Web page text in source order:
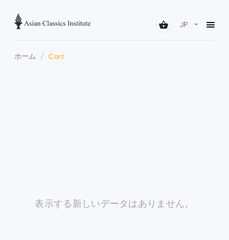
JP
ホーム Cart
表示する新しいデータはありません。